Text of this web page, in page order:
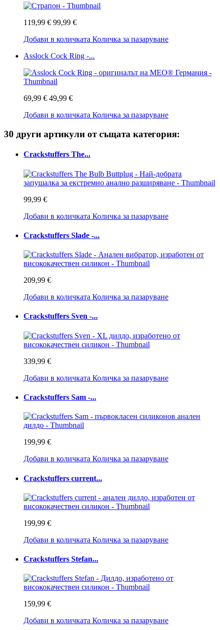
119,99 € 99,99 €
Добави в количката Количка за пазаруване
Asslock Cock Ring -...
69,99 € 49,99 €
Добави в количката Количка за пазаруване
30 други артикули от същата категория:
Crackstuffers The...
99,99 €
Добави в количката Количка за пазаруване
Crackstuffers Slade -...
209,99 €
Добави в количката Количка за пазаруване
Crackstuffers Sven -...
339,99 €
Добави в количката Количка за пазаруване
Crackstuffers Sam -...
199,99 €
Добави в количката Количка за пазаруване
Crackstuffers current...
199,99 €
Добави в количката Количка за пазаруване
Crackstuffers Stefan...
159,99 €
Добави в количката Количка за пазаруване